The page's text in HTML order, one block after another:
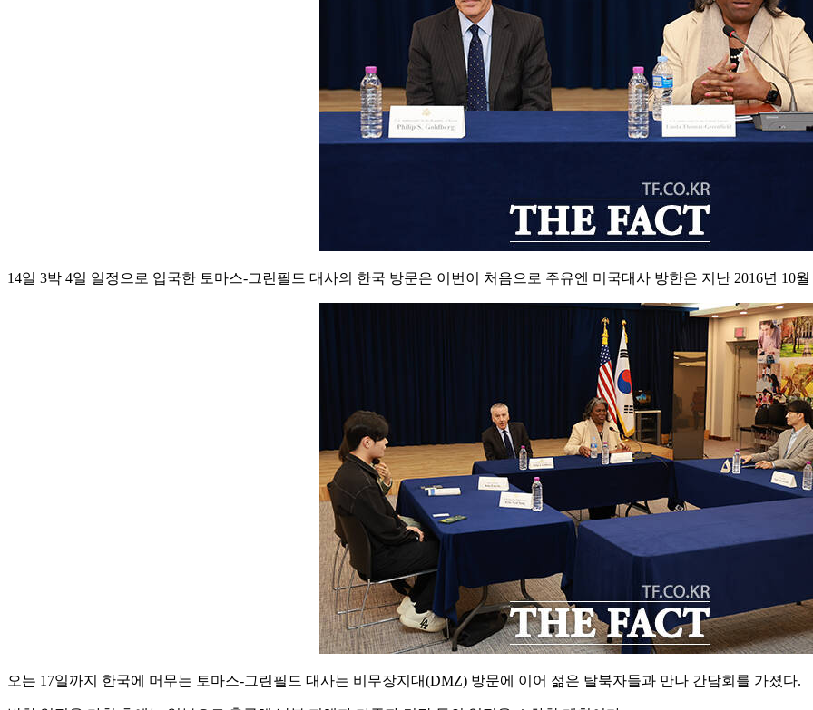
14일 3박 4일 일정으로 입국한 토마스-그린필드 대사의 한국 방문은 이번이 처음으로 주유엔 미국대사 방한은 지난 2016년 10
오는 17일까지 한국에 머무는 토마스-그린필드 대사는 비무장지대(DMZ) 방문에 이어 젊은 탈북자들과 만나 간담회를 가졌다.